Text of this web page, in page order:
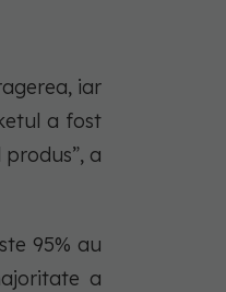
iar
a fost
a
95% au
a